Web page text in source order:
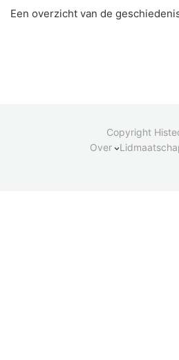
Een overzicht van de
Copyright
Over